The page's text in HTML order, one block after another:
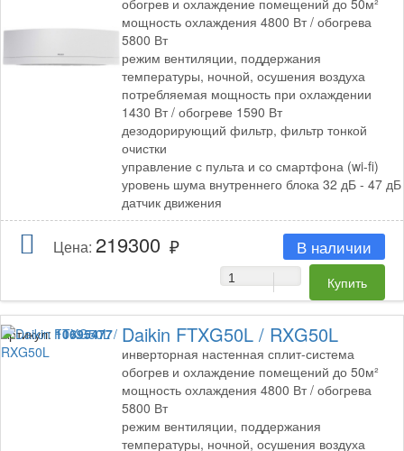
обогрев и охлаждение помещений до 50м²
мощность охлаждения 4800 Вт / обогрева
5800 Вт
режим вентиляции, поддержания
температуры, ночной, осушения воздуха
потребляемая мощность при охлаждении
1430 Вт / обогреве 1590 Вт
дезодорирующий фильтр, фильтр тонкой
очистки
управление с пульта и со смартфона (wi-fi)
уровень шума внутреннего блока 32 дБ - 47 дБ
датчик движения
Цена: 219300 В наличии
Артикул: 10695477 Daikin FTXG50L / RXG50L
инверторная настенная сплит-система
обогрев и охлаждение помещений до 50м²
мощность охлаждения 4800 Вт / обогрева
5800 Вт
режим вентиляции, поддержания
температуры, ночной, осушения воздуха